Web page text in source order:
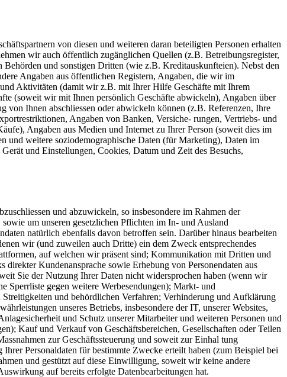
von diesen und weiteren daran beteiligten Personen erhalten
wir auch öffentlich zugänglichen Quellen (z.B. Betreibungsregister,
Behörden und sonstigen Dritten (wie z.B. Kreditauskunfteien). Nebst den
Angaben aus öffentlichen Registern, Angaben, die wir im
Aktivitäten (damit wir z.B. mit Ihrer Hilfe Geschäfte mit Ihrem
(soweit wir mit Ihnen persönlich Geschäfte abwickeln), Angaben über
von Ihnen abschliessen oder abwickeln können (z.B. Referenzen, Ihre
Angaben von Banken, Versiche- rungen, Vertriebs- und
Angaben aus Medien und Internet zu Ihrer Person (soweit dies im
und weitere soziodemographische Daten (für Marketing), Daten im
und Einstellungen, Cookies, Datum und Zeit des Besuchs,
und abzuwickeln, so insbesondere im Rahmen der
um unseren gesetzlichen Pflichten im In- und Ausland
natürlich ebenfalls davon betroffen sein. Darüber hinaus bearbeiten
wir (und zuweilen auch Dritte) ein dem Zweck entsprechendes
auf welchen wir präsent sind; Kommunikation mit Dritten und
Kundenansprache sowie Erhebung von Personendaten aus
Sie der Nutzung Ihrer Daten nicht widersprochen haben (wenn wir
Sperrliste gegen weitere Werbesendungen); Markt- und
und behördlichen Verfahren; Verhinderung und Aufklärung
unseres Betriebs, insbesondere der IT, unserer Websites,
und Schutz unserer Mitarbeiter und weiteren Personen und
Kauf und Verkauf von Geschäftsbereichen, Gesellschaften oder Teilen
zur Geschäftssteuerung und soweit zur Einhal tung
Personaldaten für bestimmte Zwecke erteilt haben (zum Beispiel bei
und gestützt auf diese Einwilligung, soweit wir keine andere
auf bereits erfolgte Datenbearbeitungen hat.